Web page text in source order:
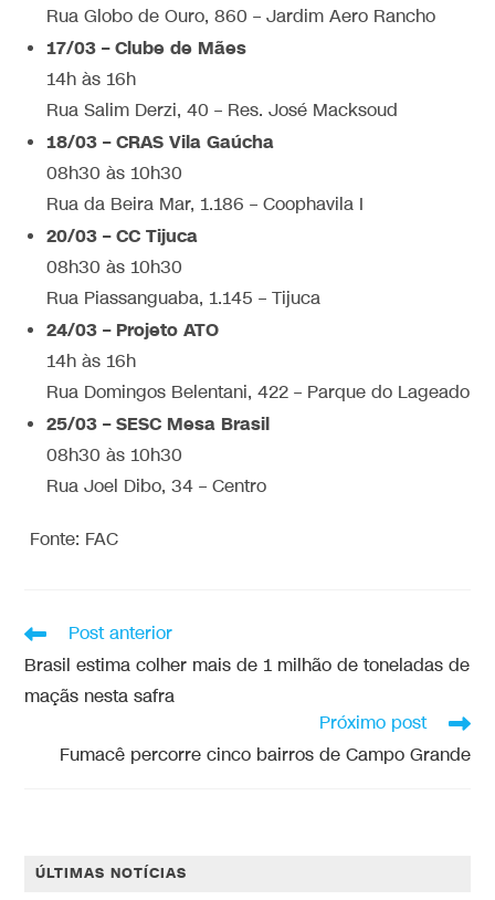
Rua Globo de Ouro, 860 – Jardim Aero Rancho
17/03 – Clube de Mães
14h às 16h
Rua Salim Derzi, 40 – Res. José Macksoud
18/03 – CRAS Vila Gaúcha
08h30 às 10h30
Rua da Beira Mar, 1.186 – Coophavila I
20/03 – CC Tijuca
08h30 às 10h30
Rua Piassanguaba, 1.145 – Tijuca
24/03 – Projeto ATO
14h às 16h
Rua Domingos Belentani, 422 – Parque do Lageado
25/03 – SESC Mesa Brasil
08h30 às 10h30
Rua Joel Dibo, 34 – Centro
Fonte: FAC
Post anterior
Brasil estima colher mais de 1 milhão de toneladas de
maçãs nesta safra
Próximo post
Fumacê percorre cinco bairros de Campo Grande
ÚLTIMAS NOTÍCIAS